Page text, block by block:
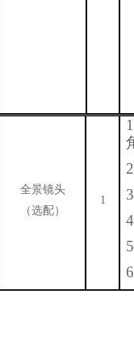
全景镜头
（选配）
1